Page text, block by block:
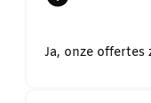
Ja, onze